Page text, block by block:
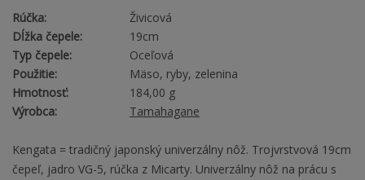
Rúčka:
Živicová
Dĺžka čepele:
19cm
Typ čepele:
Oceľová
Použitie:
Mäso, ryby, zelenina
Hmotnosť:
184,00 g
Výrobca:
Tamahagane
Kengata = tradičný japonský univerzálny nôž. Trojvrstvová 19cm
čepeľ, jadro VG-5, rúčka z Micarty. Univerzálny nôž na prácu s